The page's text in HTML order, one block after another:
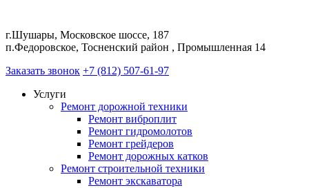
г.Шушары, Московское шоссе, 187
п.Федоровское, Тосненский район , Промышленная 14
Заказать звонок +7 (812) 507-61-97
Услуги
Ремонт дорожной техники
Ремонт виброплит
Ремонт гидромолотов
Ремонт грейдеров
Ремонт дорожных катков
Ремонт строительной техники
Ремонт экскаватора